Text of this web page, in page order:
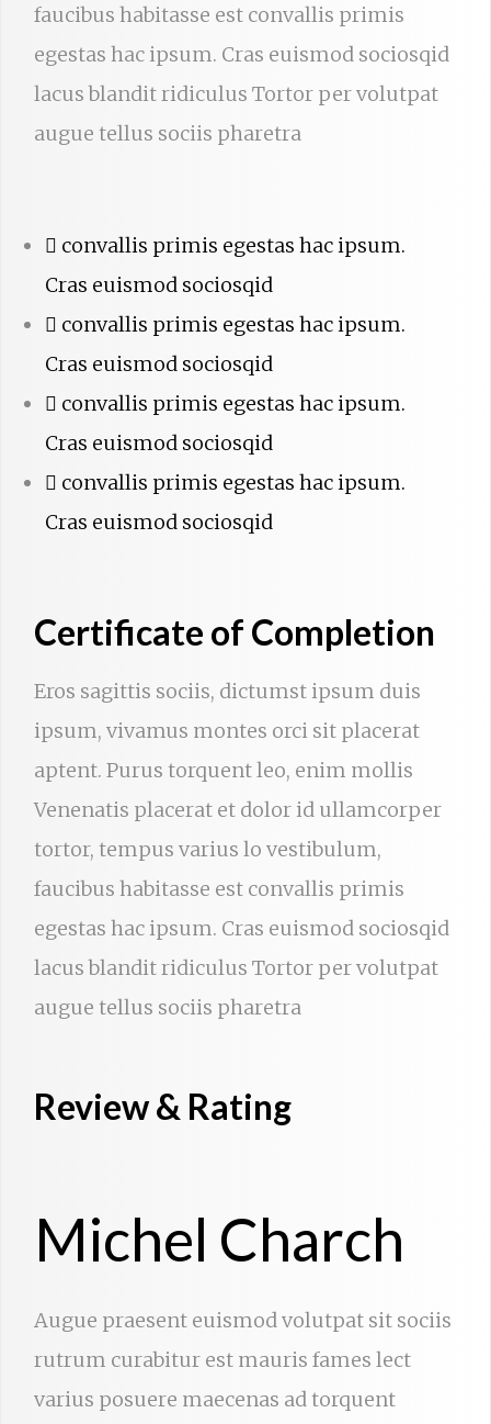
faucibus habitasse est convallis primis
egestas hac ipsum. Cras euismod sociosqid
lacus blandit ridiculus Tortor per volutpat
augue tellus sociis pharetra
convallis primis egestas hac ipsum.
Cras euismod sociosqid
convallis primis egestas hac ipsum.
Cras euismod sociosqid
convallis primis egestas hac ipsum.
Cras euismod sociosqid
convallis primis egestas hac ipsum.
Cras euismod sociosqid
Certificate of Completion
Eros sagittis sociis, dictumst ipsum duis
ipsum, vivamus montes orci sit placerat
aptent. Purus torquent leo, enim mollis
Venenatis placerat et dolor id ullamcorper
tortor, tempus varius lo vestibulum,
faucibus habitasse est convallis primis
egestas hac ipsum. Cras euismod sociosqid
lacus blandit ridiculus Tortor per volutpat
augue tellus sociis pharetra
Review & Rating
Michel Charch
Augue praesent euismod volutpat sit sociis
rutrum curabitur est mauris fames lect
varius posuere maecenas ad torquent